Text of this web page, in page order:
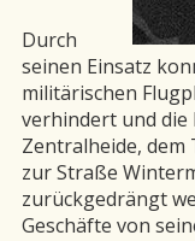
Durch
seinen Einsatz
militärischen
verhindert und die
Zentralheide,
zur Straße
zurückgedrängt
Geschäfte von